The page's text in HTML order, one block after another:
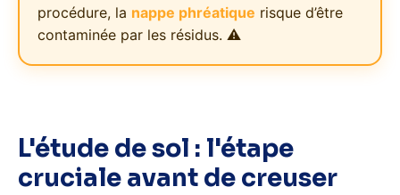
procédure, la nappe phréatique risque d’être
contaminée par les résidus. ⚠️
L'étude de sol : l'étape
cruciale avant de creuser